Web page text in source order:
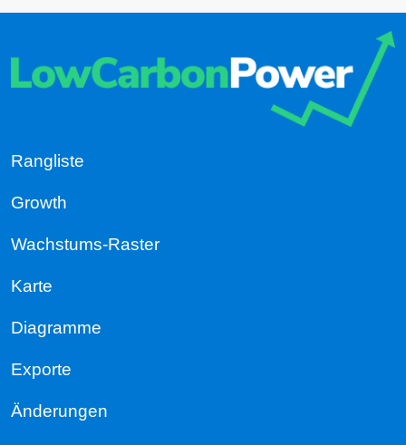
Rangliste
Growth
Wachstums-Raster
Karte
Diagramme
Exporte
Änderungen